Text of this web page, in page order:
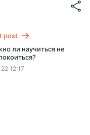
post
ли научиться не
12:17